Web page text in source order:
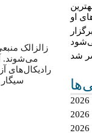
او
شد
زالزالک
می‌شوند.
رادیکال‌های